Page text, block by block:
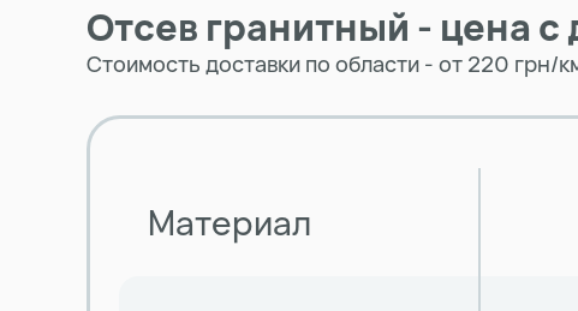
Отсев гранитный - цена с
Стоимость доставки по области - от 220
Материал